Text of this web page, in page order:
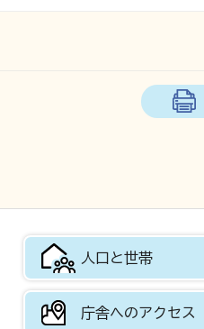
人口と世帯
庁舎へのアクセス